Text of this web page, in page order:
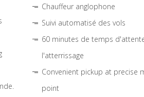
Chauffeur anglophone
Suivi automatisé des vols
60 minutes de temps
l'atterrissage
Convenient pickup at precise
point